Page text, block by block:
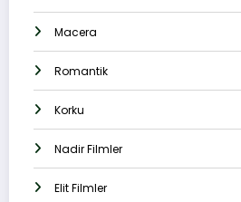
Macera
Romantik
Korku
Nadir Filmler
Elit Filmler